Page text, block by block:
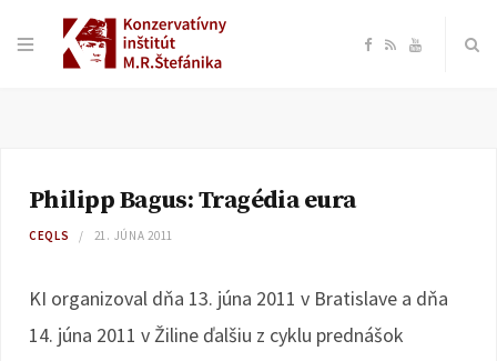
F R Y
Philipp Bagus: Tragédia eura
CEQLS 21. JÚNA 2011
KI organizoval dňa 13. júna 2011 v Bratislave a dňa
14. júna 2011 v Žiline ďalšiu z cyklu prednášok